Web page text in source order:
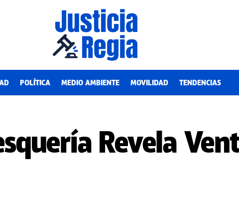
POLÍTICA MEDIO AMBIENTE MOVILIDAD TENDENCIAS
Revela